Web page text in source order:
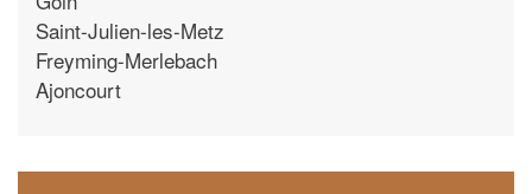
Saint-Julien-les-Metz
Freyming-Merlebach
Ajoncourt